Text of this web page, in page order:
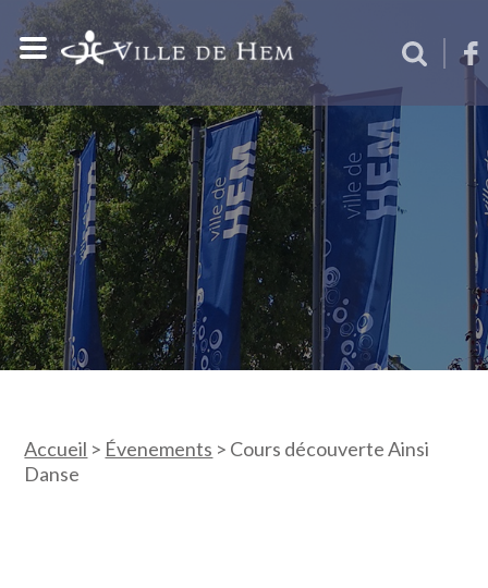
Accueil > Évenements > Cours découverte Ainsi
Danse